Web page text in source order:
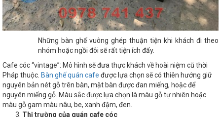
Những bàn ghế vuông ghép thuận tiện khi khách đi theo
nhóm hoặc ngồi đôi sẽ rất tiện ích đấy.
Cafe cóc “vintage”: Mô hình sẽ đưa thực khách về hoài niệm cũ thời
Pháp thuộc. Bàn ghế quán cafe được lựa chọn sẽ có thiên hướng giữ
nguyên bản nét gỗ trên bàn, mặt bàn được đan miếng, hoặc để
nguyên miếng gỗ. Màu sắc được lựa chọn là màu gỗ tự nhiên hoặc
màu gỗ gam màu nâu, be, xanh đậm, đen.
Thị trường của quán cafe cóc